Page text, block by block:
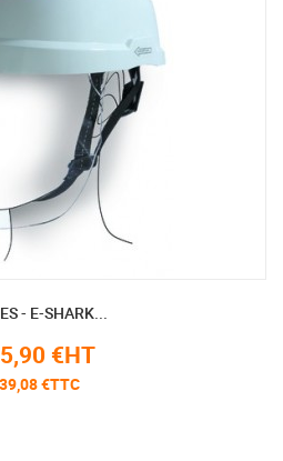
- E-SHARK...
€HT
€TTC